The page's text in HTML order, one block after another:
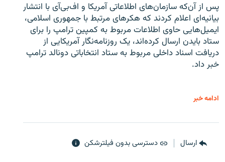
پس از آن‌که سازمان‌های اطلاعاتی آمریکا و اف‌بی‌آی با انتشار
بیانیه‌ای اعلام کردند که هکرهای مرتبط با جمهوری اسلامی،
ایمیل‌هایی حاوی اطلاعات مربوط به کمپین ترامپ را برای
ستاد بایدن ارسال کرده‌اند، یک روزنامه‌نگار آمریکایی از
دریافت اسناد داخلی مربوط به ستاد انتخاباتی دونالد ترامپ
خبر داد.
ادامه خبر
ارسال دسترسی بدون فیلترشکن